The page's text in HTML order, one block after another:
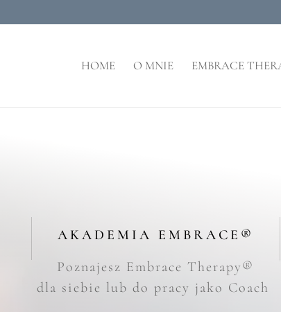
HOME O MNIE EMBRACE
AKADEMIA EMBRACE®
Poznajesz Embrace Therapy®
dla siebie lub do pracy jako Coach